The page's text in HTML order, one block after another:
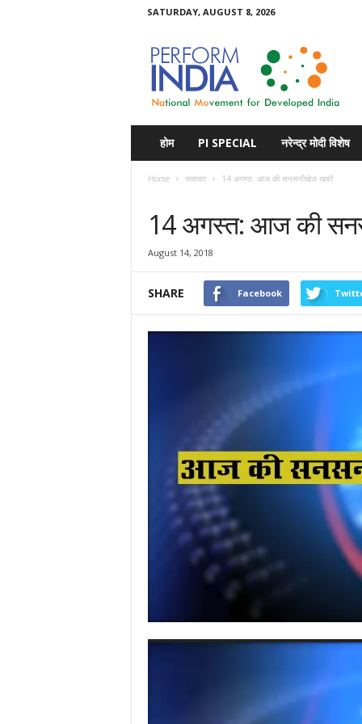
SATURDAY, AUGUST 8, 2026
होम PI SPECIAL नरेन्द्र मोदी विशेष
Home समाचार 14 अगस्त: आज की सनसनीखेज खबरें
14 अगस्त: आज की
August 14, 2018
SHARE Facebook